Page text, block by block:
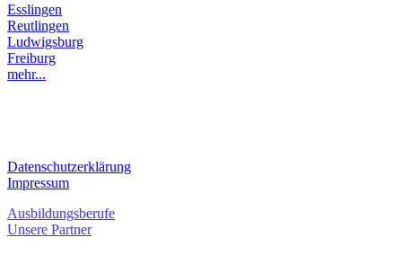
Esslingen
Reutlingen
Ludwigsburg
Freiburg
mehr...
Datenschutzerklärung
Impressum
Ausbildungsberufe
Unsere Partner